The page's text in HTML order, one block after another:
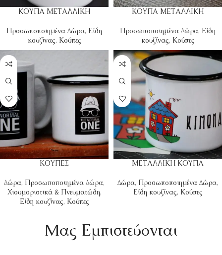
ΚΟΥΠΑ ΜΕΤΑΛΛΙΚΗ
Προσωποποιημένα Δώρα, Είδη
κουζίνας, Κούπες
ΚΟΥΠΑ ΜΕΤΑΛΛΙΚΗ
Προσωποποιημένα Δώρα, Είδη
κουζίνας, Κούπες
ΚΟΥΠΕΣ
Δώρα, Προσωποποιημένα Δώρα,
Χιουμοριστικά & Πνευματώδη,
Είδη κουζίνας, Κούπες
ΜΕΤΑΛΛΙΚΗ ΚΟΥΠΑ
Δώρα, Προσωποποιημένα Δώρα,
Είδη κουζίνας, Κούπες
Mας Εμπιστεύονται